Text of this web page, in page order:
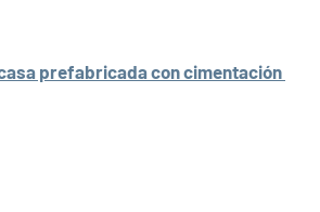
prefabricada con cimentación